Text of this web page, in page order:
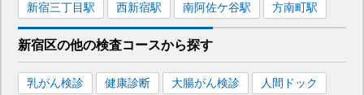
新宿三丁目駅 西新宿駅 南阿佐ケ谷駅 方南町駅
新宿区の他の検査コースから探す
乳がん検診 健康診断 大腸がん検診
人間ドック